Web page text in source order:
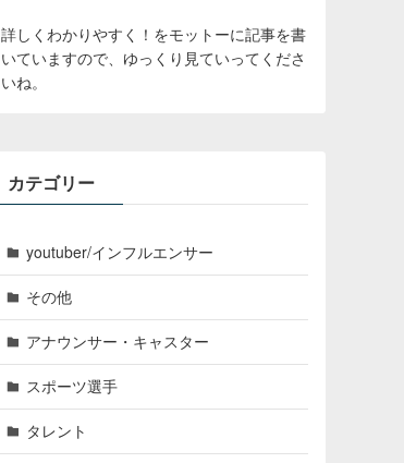
詳しくわかりやすく！をモットーに記事を書
いていますので、ゆっくり見ていってくださ
いね。
カテゴリー
youtuber/インフルエンサー
その他
アナウンサー・キャスター
スポーツ選手
タレント